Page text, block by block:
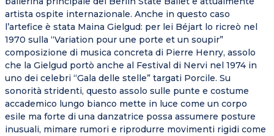
artista ospite internazionale. Anche in questo caso
l’artefice è stata Maina Gielgud: per lei Béjart lo ricreò nel
1970 sulla “Variation pour une porte et un soupir”
composizione di musica concreta di Pierre Henry, assolo
che la Gielgud portò anche al Festival di Nervi nel 1974 in
uno dei celebri “Gala delle stelle” targati Porcile. Su
sonorità stridenti, questo assolo sulle punte e costume
accademico lungo bianco mette in luce come un corpo
esile ma forte di una danzatrice possa assumere posture
inusuali, mimare rumori e riprodurre movimenti rigidi come